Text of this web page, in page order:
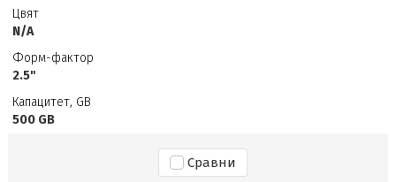
Цвят
N/A
Форм-фактор
2.5"
Капацитет, GB
500 GB
Сравни